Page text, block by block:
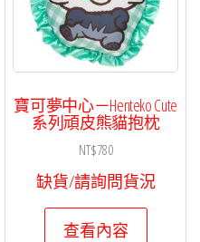
寶可夢中心－Henteko Cute
系列頑皮熊貓抱枕
NT$780
缺貨/請詢問貨況
查看內容